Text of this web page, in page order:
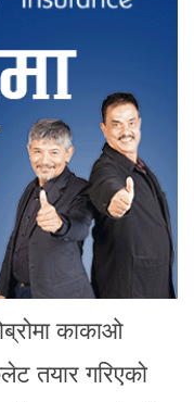
काकाओ
तयार गरिएको